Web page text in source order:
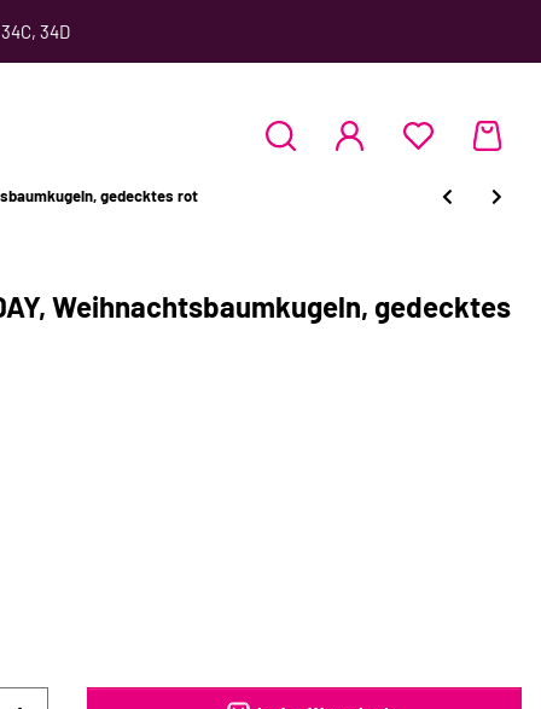
34D
gedecktes rot
Weihnachtsbaumkugeln, gedecktes